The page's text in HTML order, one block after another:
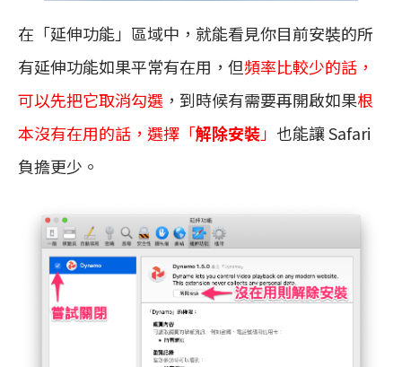
在「延伸功能」區域中，就能看見你目前安裝的所
有延伸功能如果平常有在用，但頻率比較少的話，
可以先把它取消勾選 ，到時候有需要再開啟如果根
本沒有在用的話，選擇「解除安裝」 也能讓 Safari
負擔更少。